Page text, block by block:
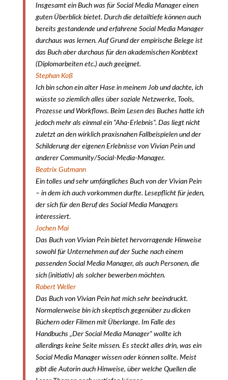
Insgesamt ein Buch was für Social Media Manager einen
guten Überblick bietet. Durch die detailtiefe können auch
bereits gestandende und erfahrene Social Media Manager
durchaus was lernen. Auf Grund der empirische Belege ist
das Buch aber durchaus für den akademischen Konbtext
(Diplomarbeiten etc.) auch geeignet.
Stephan Koß
Ich bin schon ein alter Hase in meinem Job und dachte, ich
wüsste so ziemlich alles über soziale Netzwerke, Tools,
Prozesse und Workflows. Beim Lesen des Buches hatte ich
jedoch mehr als einmal ein “Aha-Erlebnis”. Das liegt nicht
zuletzt an den wirklich praxisnahen Fallbeispielen und der
Schilderung der eigenen Erlebnisse von Vivian Pein und
anderer Community/Social-Media-Manager.
Beatrix Gutmann
Ein tolles und sehr umfängliches Buch von der Vivian Pein
– in dem ich auch vorkommen durfte. Lesepflicht für jeden,
der sich für den Beruf des Social Media Managers
interessiert.
Jochen Mai
Das Buch von Vivian Pein bietet hervorragende Hinweise
sowohl für Unternehmen auf der Suche nach einem
passenden Social Media Manager, als auch Personen, die
sich (initiativ) als solcher bewerben möchten.
Robert Weller
Das Buch von Vivian Pein hat mich sehr beeindruckt.
Normalerweise bin ich skeptisch gegenüber zu dicken
Büchern oder Filmen mit Überlange. Im Falle des
Handbuchs „Der Social Media Manager“ wollte ich
allerdings keine Seite missen. Es steckt alles drin, was ein
Social Media Manager wissen oder können sollte. Meist
gibt die Autorin auch Hinweise, über welche Quellen die